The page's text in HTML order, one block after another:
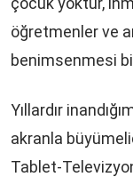
öğretmenler ve
benimsenmesi
Yıllardır
akranla
Tablet-